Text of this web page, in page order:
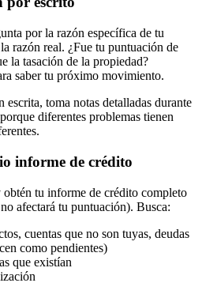
por la razón específica de tu
razón real. ¿Fue tu puntuación de
la tasación de la propiedad?
saber tu próximo movimiento.
escrita, toma notas detalladas durante
diferentes problemas tienen
informe de crédito
tu informe de crédito completo
afectará tu puntuación). Busca:
cuentas que no son tuyas, deudas
como pendientes)
que existían